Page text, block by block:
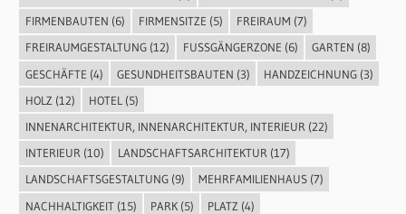
FIRMENBAUTEN (6) FIRMENSITZE (5) FREIRAUM (7)
FREIRAUMGESTALTUNG(12) FUSSGÄNGERZONE (6) GARTEN (8)
GESCHÄFTE (4) GESUNDHEITSBAUTEN (3) HANDZEICHNUNG(3)
HOLZ (12) HOTEL (5)
INNENARCHITEKTUR, INNENARCHITEKTUR, INTERIEUR (22)
INTERIEUR(10) LANDSCHAFTSARCHITEKTUR(17)
LANDSCHAFTSGESTALTUNG(9) MEHRFAMILIENHAUS(7)
NACHHALTIGKEIT(15) PARK(5) PLATZ (4)